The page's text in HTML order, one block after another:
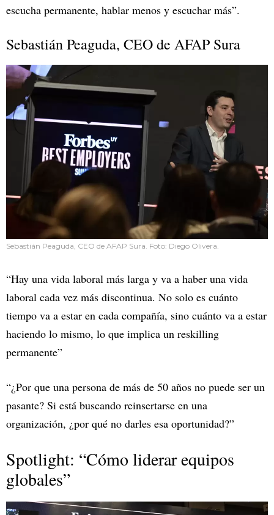
escucha permanente, hablar menos y escuchar más”.
Sebastián Peaguda, CEO de AFAP Sura
Sebastián Peaguda, CEO de AFAP Sura. Foto: Diego Olivera.
“Hay una vida laboral más larga y va a haber una vida
laboral cada vez más discontinua. No solo es cuánto
tiempo va a estar en cada compañía, sino cuánto va a estar
haciendo lo mismo, lo que implica un reskilling
permanente”
“¿Por que una persona de más de 50 años no puede ser un
pasante? Si está buscando reinsertarse en una
organización, ¿por qué no darles esa oportunidad?”
Spotlight: “Cómo liderar equipos
globales”